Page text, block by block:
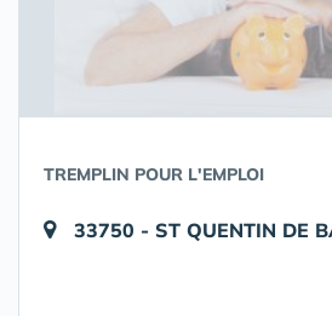
TREMPLIN POUR L'EMPLOI
33750 - ST QUENTIN DE